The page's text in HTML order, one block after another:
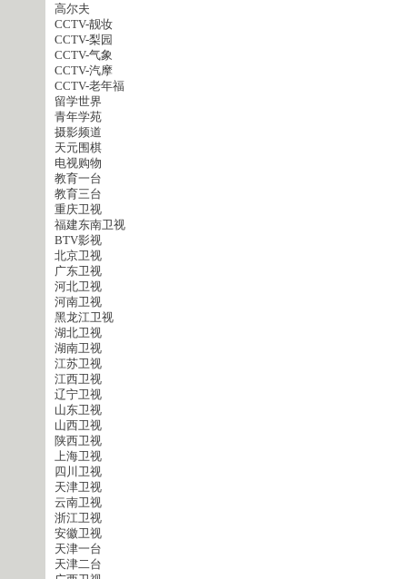
高尔夫
CCTV-靓妆
CCTV-梨园
CCTV-气象
CCTV-汽摩
CCTV-老年福
留学世界
青年学苑
摄影频道
天元围棋
电视购物
教育一台
教育三台
重庆卫视
福建东南卫视
BTV影视
北京卫视
广东卫视
河北卫视
河南卫视
黑龙江卫视
湖北卫视
湖南卫视
江苏卫视
江西卫视
辽宁卫视
山东卫视
山西卫视
陕西卫视
上海卫视
四川卫视
天津卫视
云南卫视
浙江卫视
安徽卫视
天津一台
天津二台